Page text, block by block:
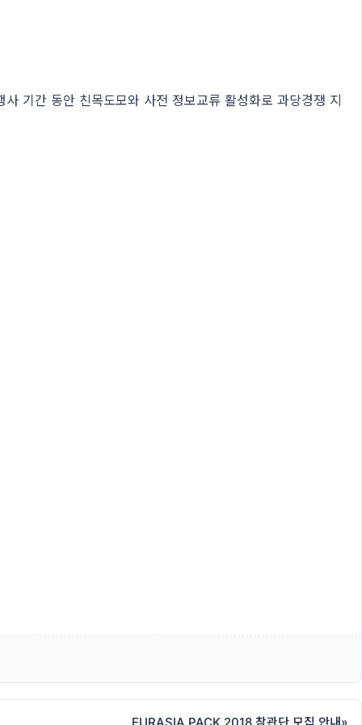
기간 동안 친목도모와 사전 정보교류 활성화로 과당경쟁 지